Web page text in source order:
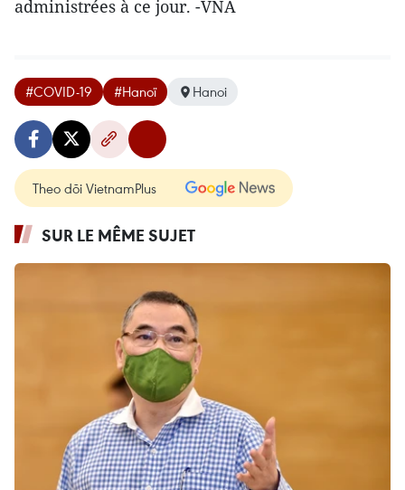
administrées à ce jour. -VNA
#COVID-19 #Hanoï Hanoi
Theo dõi VietnamPlus
SUR LE MÊME SUJET